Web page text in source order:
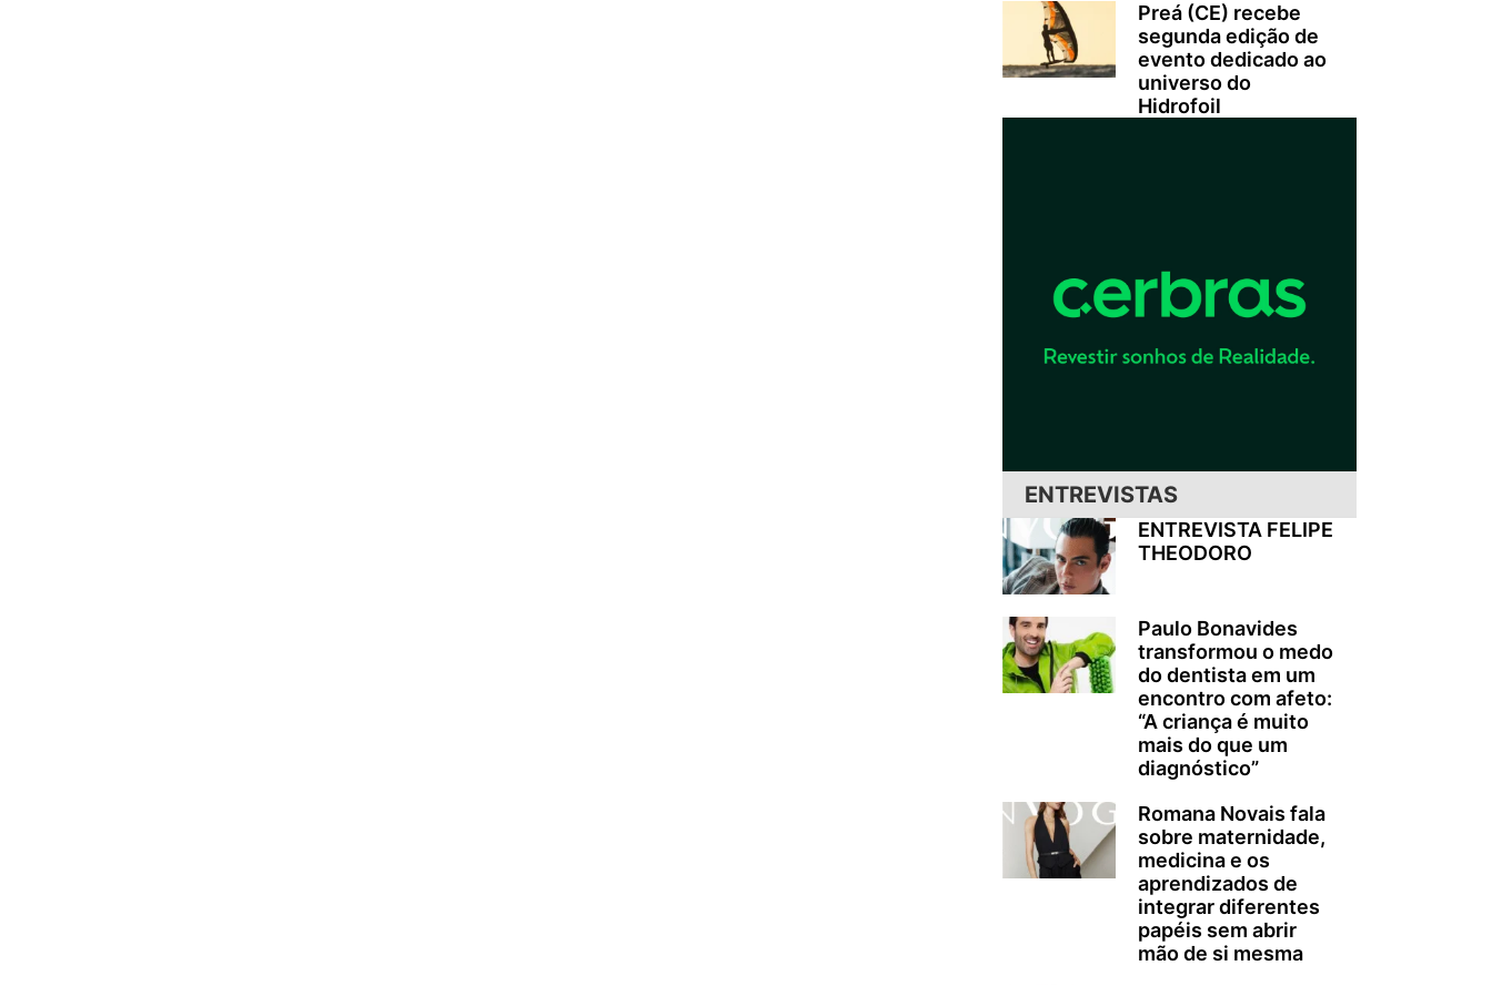
Preá (CE) recebe
segunda edição de
evento dedicado ao
universo do
Hidrofoil
ENTREVISTAS
ENTREVISTA FELIPE
THEODORO
Paulo Bonavides
transformou o medo
do dentista em um
encontro com afeto:
“A criança é muito
mais do que um
diagnóstico”
Romana Novais fala
sobre maternidade,
medicina e os
aprendizados de
integrar diferentes
papéis sem abrir
mão de si mesma